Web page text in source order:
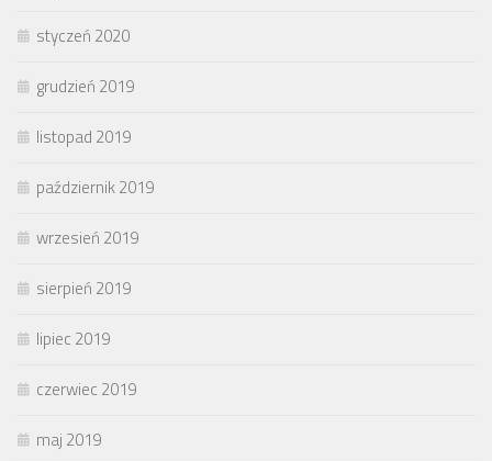
styczeń 2020
grudzień 2019
listopad 2019
październik 2019
wrzesień 2019
sierpień 2019
lipiec 2019
czerwiec 2019
maj 2019